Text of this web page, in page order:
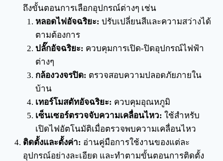
ถึงขั้นตอนการเลือกอุปกรณ์ต่างๆ เช่น
หลอดไฟอัจฉริยะ: ปรับเปลี่ยนสีและความสว่างได้
ตามต้องการ
ปลั๊กอัจฉริยะ: ควบคุมการเปิด-ปิดอุปกรณ์ไฟฟ้า
ต่างๆ
กล้องวงจรปิด: ตรวจสอบความปลอดภัยภายใน
บ้าน
เทอร์โมสตัทอัจฉริยะ: ควบคุมอุณหภูมิ
เซ็นเซอร์ตรวจจับความเคลื่อนไหว: ใช้สำหรับ
เปิดไฟอัตโนมัติเมื่อตรวจพบความเคลื่อนไหว
ติดตั้งและตั้งค่า: อ่านคู่มือการใช้งานของแต่ละ
อุปกรณ์อย่างละเอียด และทำตามขั้นตอนการติดตั้ง